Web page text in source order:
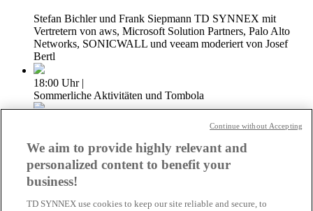
Stefan Bichler und Frank Siepmann TD SYNNEX mit
Vertretern von aws, Microsoft Solution Partners, Palo Alto
Networks, SONICWALL und veeam moderiert von Josef
Bertl
18:00 Uhr |
Sommerliche Aktivitäten und Tombola
Der perfekte Ausklang des Abends mit BBQ, Drinks und
entspanntem Networking in sommerlicher
Wohlfühlatmosphäre. 🌴🔥
22:00 Uhr |
We aim to provide highly relevant and
personalized content to benefit your
business!
TD SYNNEX use cookies to keep our site reliable and secure, to
Continue without Accepting